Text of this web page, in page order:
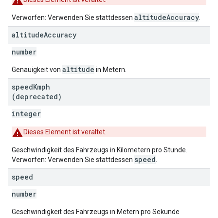
Verworfen: Verwenden Sie stattdessen altitudeAccuracy
altitudeAccuracy
number
Genauigkeit von altitude in Metern.
speedKmph
(deprecated)
integer
Dieses Element ist veraltet.
Geschwindigkeit des Fahrzeugs in Kilometern pro Stunde.
Verworfen: Verwenden Sie stattdessen speed
speed
number
Geschwindigkeit des Fahrzeugs in Metern pro Sekunde